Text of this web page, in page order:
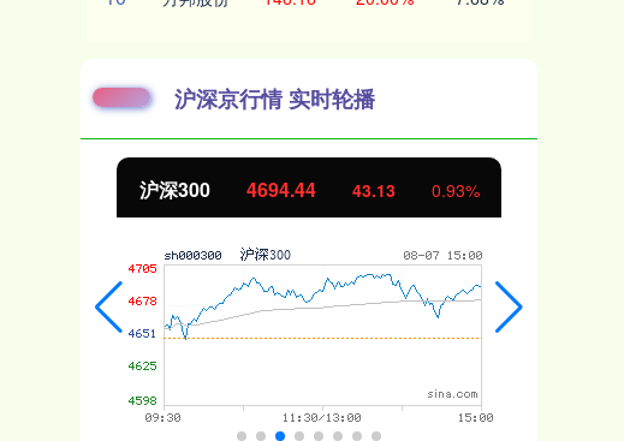
沪深京行情 实时轮播
北证50 1134.24 11.37 1.01%